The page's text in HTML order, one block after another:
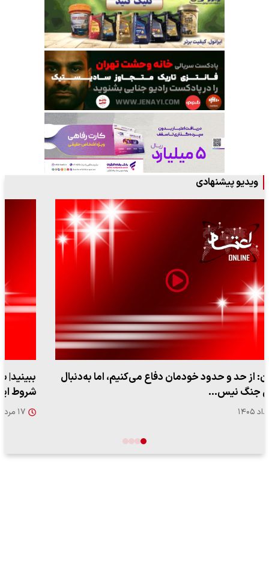
ویدیو پیشنهادی
ببینید| سخنگوی سپاه: بازگشایی تنگه هرمز منوط به پذیرش
شروط ایران از…
۱۷ مرداد ۱۴۰۵